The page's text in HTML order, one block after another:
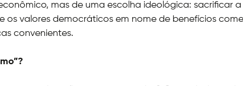
mas de uma escolha ideológica: sacrificar a
os valores democráticos em nome de benefícios
convenientes.